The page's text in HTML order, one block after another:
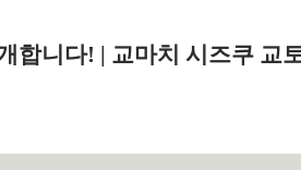
합니다! | 교마치 시즈쿠 교